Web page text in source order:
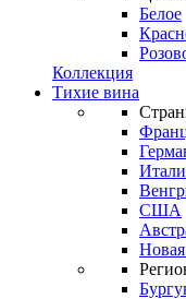
Белое
Коллекция
Тихие вина
США